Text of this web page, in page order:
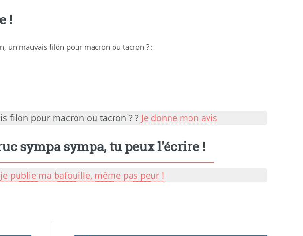
!
un mauvais filon pour macron ou tacron ? :
filon pour macron ou tacron ? ? Je donne mon avis
sympa sympa, tu peux l'écrire !
je publie ma bafouille, même pas peur !